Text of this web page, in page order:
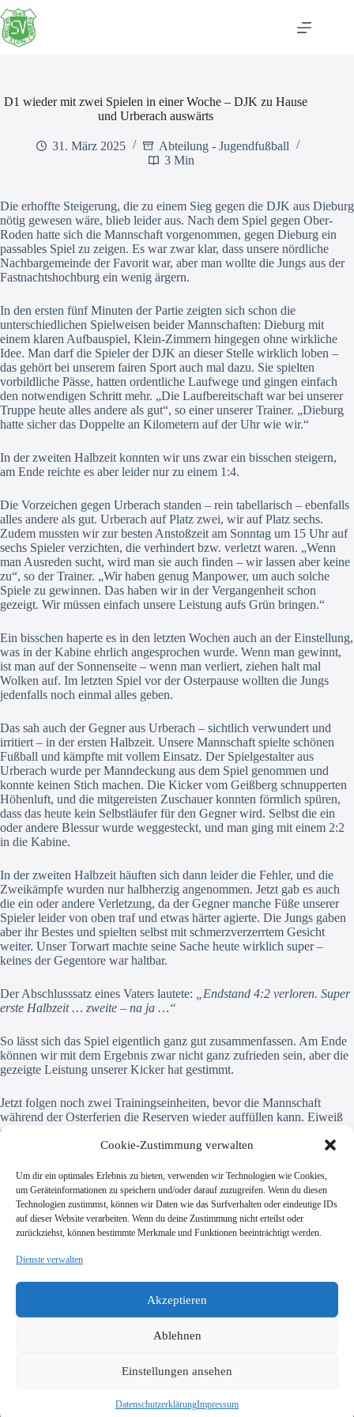
Cookie-Zustimmung verwalten
Um dir ein optimales Erlebnis zu bieten, verwenden wir Technologien wie Cookies,
um Geräteinformationen zu speichern und/oder darauf zuzugreifen. Wenn du diesen
Technologien zustimmst, können wir Daten wie das Surfverhalten oder eindeutige IDs
auf dieser Website verarbeiten. Wenn du deine Zustimmung nicht erteilst oder
zurückziehst, können bestimmte Merkmale und Funktionen beeinträchtigt werden.
Dienste verwalten
Akzeptieren
Ablehnen
Einstellungen ansehen
DatenschutzerklärungImpressum
Zum
Inhalt
springen
D1 wieder mit zwei Spielen in einer Woche – DJK zu Hause
und Urberach auswärts
31. März 2025
Abteilung - Jugendfußball
3 Min
Die erhoffte Steigerung, die zu einem Sieg gegen die DJK aus Dieburg
nötig gewesen wäre, blieb leider aus. Nach dem Spiel gegen Ober-
Roden hatte sich die Mannschaft vorgenommen, gegen Dieburg ein
passables Spiel zu zeigen. Es war zwar klar, dass unsere nördliche
Nachbargemeinde der Favorit war, aber man wollte die Jungs aus der
Fastnachtshochburg ein wenig ärgern.
In den ersten fünf Minuten der Partie zeigten sich schon die
unterschiedlichen Spielweisen beider Mannschaften: Dieburg mit
einem klaren Aufbauspiel, Klein-Zimmern hingegen ohne wirkliche
Idee. Man darf die Spieler der DJK an dieser Stelle wirklich loben –
das gehört bei unserem fairen Sport auch mal dazu. Sie spielten
vorbildliche Pässe, hatten ordentliche Laufwege und gingen einfach
den notwendigen Schritt mehr. „Die Laufbereitschaft war bei unserer
Truppe heute alles andere als gut“, so einer unserer Trainer. „Dieburg
hatte sicher das Doppelte an Kilometern auf der Uhr wie wir.“
In der zweiten Halbzeit konnten wir uns zwar ein bisschen steigern,
am Ende reichte es aber leider nur zu einem 1:4.
Die Vorzeichen gegen Urberach standen – rein tabellarisch – ebenfalls
alles andere als gut. Urberach auf Platz zwei, wir auf Platz sechs.
Zudem mussten wir zur besten Anstoßzeit am Sonntag um 15 Uhr auf
sechs Spieler verzichten, die verhindert bzw. verletzt waren. „Wenn
man Ausreden sucht, wird man sie auch finden – wir lassen aber keine
zu“, so der Trainer. „Wir haben genug Manpower, um auch solche
Spiele zu gewinnen. Das haben wir in der Vergangenheit schon
gezeigt. Wir müssen einfach unsere Leistung aufs Grün bringen.“
Ein bisschen haperte es in den letzten Wochen auch an der Einstellung,
was in der Kabine ehrlich angesprochen wurde. Wenn man gewinnt,
ist man auf der Sonnenseite – wenn man verliert, ziehen halt mal
Wolken auf. Im letzten Spiel vor der Osterpause wollten die Jungs
jedenfalls noch einmal alles geben.
Das sah auch der Gegner aus Urberach – sichtlich verwundert und
irritiert – in der ersten Halbzeit. Unsere Mannschaft spielte schönen
Fußball und kämpfte mit vollem Einsatz. Der Spielgestalter aus
Urberach wurde per Manndeckung aus dem Spiel genommen und
konnte keinen Stich machen. Die Kicker vom Geißberg schnupperten
Höhenluft, und die mitgereisten Zuschauer konnten förmlich spüren,
dass das heute kein Selbstläufer für den Gegner wird. Selbst die ein
oder andere Blessur wurde weggesteckt, und man ging mit einem 2:2
in die Kabine.
In der zweiten Halbzeit häuften sich dann leider die Fehler, und die
Zweikämpfe wurden nur halbherzig angenommen. Jetzt gab es auch
die ein oder andere Verletzung, da der Gegner manche Füße unserer
Spieler leider von oben traf und etwas härter agierte. Die Jungs gaben
aber ihr Bestes und spielten selbst mit schmerzverzerrtem Gesicht
weiter. Unser Torwart machte seine Sache heute wirklich super –
keines der Gegentore war haltbar.
Der Abschlusssatz eines Vaters lautete:
„Endstand 4:2 verloren. Super
erste Halbzeit … zweite – na ja …“
So lässt sich das Spiel eigentlich ganz gut zusammenfassen. Am Ende
können wir mit dem Ergebnis zwar nicht ganz zufrieden sein, aber die
gezeigte Leistung unserer Kicker hat gestimmt.
Jetzt folgen noch zwei Trainingseinheiten, bevor die Mannschaft
während der Osterferien die Reserven wieder auffüllen kann. Eiweiß
soll ja bekanntlich gut für die Muskulatur sein …
uns am27.04. zum Heimspiel gegen Eppertshausen!
SV Viktoria Klein-Zimmern 1945 e.V.
Impressum
© 2026 SV Viktoria Klein-Zimmern 1945 e.V. - Realisierung